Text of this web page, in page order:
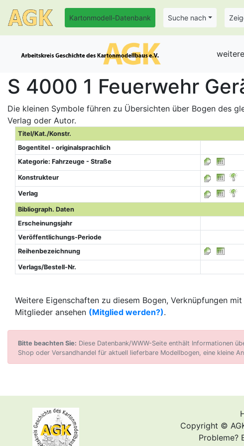
Kartonmodell-Datenbank Suche nach
S 4000 1 Feuerwehr
Die kleinen Symbole führen zu Übersichten über Bogen des
Verlag oder Autor.
Titel/Kat./Konstr.
Bogentitel - originalsprachlich
Kategorie: Fahrzeuge - Straße
Konstrukteur
Verlag
Bibliograph. Daten
Erscheinungsjahr
Veröffentlichungs-Periode
Reihenbezeichnung
Verlags/Bestell-Nr.
Weitere Eigenschaften zu diesem Bogen, Verknüpfungen
Mitglieder ansehen (Mitglied werden?).
Bitte beachten Sie: Diese Datenbank/WWW-Seite enthält Informationen
Shop oder Versandhandel für aktuell lieferbare Modellbogen, eine kleine
Copyright ©
Probleme?